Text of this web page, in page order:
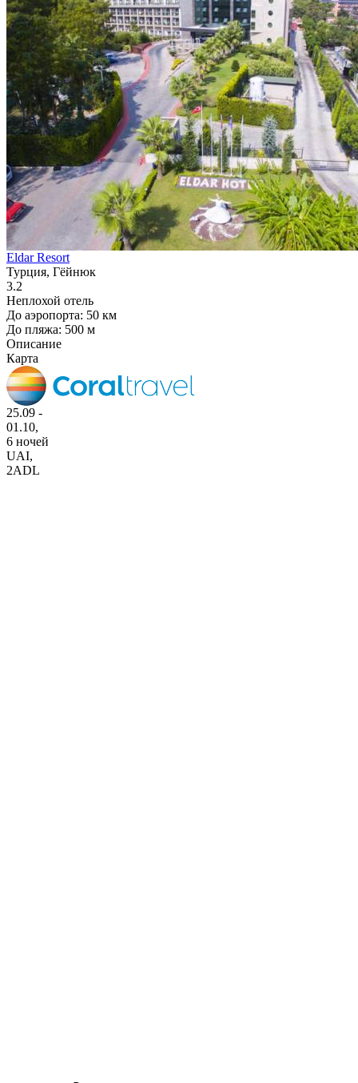
Eldar Resort
Турция, Гёйнюк
3.2
Неплохой отель
До аэропорта: 50 км
До пляжа: 500 м
Описание
Карта
25.09 -
01.10,
6 ночей
UAI,
2ADL